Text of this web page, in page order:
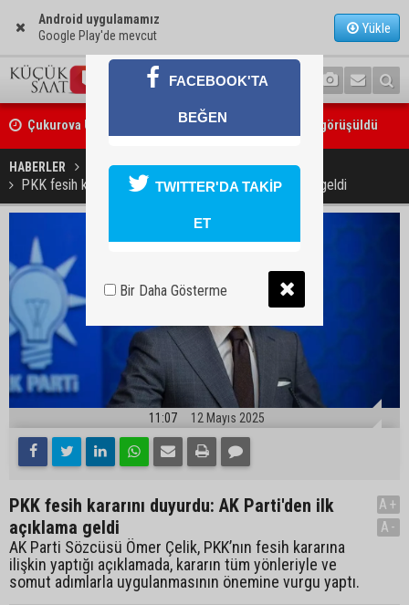
Android uygulamamız
Google Play'de mevcut
Yükle
Çukurova Üniversitesi’nde Ar-Ge ve sanayi iş birliği görüşüldü
Seyhan’da gıda işletmelerine sıkı denetim
HABERLER YAŞAM
PKK fesih kararını duyurdu: AK Parti'den ilk açıklama geldi
11:07 12 Mayıs 2025
PKK fesih kararını duyurdu: AK Parti'den ilk
açıklama geldi
AK Parti Sözcüsü Ömer Çelik, PKK’nın fesih kararına
ilişkin yaptığı açıklamada, kararın tüm yönleriyle ve
somut adımlarla uygulanmasının önemine vurgu yaptı.
A+
A-
FACEBOOK'TA
BEĞEN
TWITTER'DA TAKİP
ET
Bir Daha Gösterme